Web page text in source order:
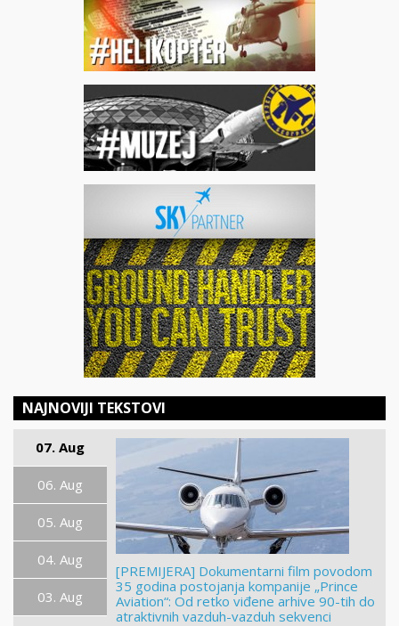
NAJNOVIJI TEKSTOVI
07. Aug
06. Aug
05. Aug
04. Aug
03. Aug
[PREMIJERA] Dokumentarni film povodom
35 godina postojanja kompanije „Prince
Aviation“: Od retko viđene arhive 90-tih do
atraktivnih vazduh-vazduh sekvenci